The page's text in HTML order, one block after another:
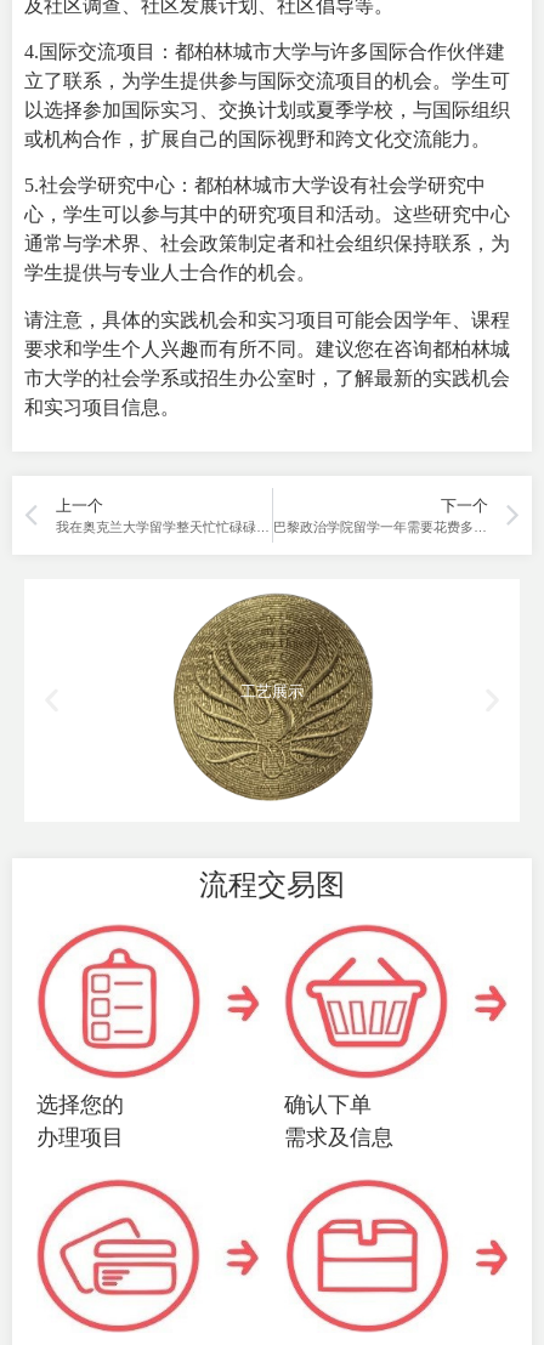
及社区调查、社区发展计划、社区倡导等。
4.国际交流项目：都柏林城市大学与许多国际合作伙伴建
立了联系，为学生提供参与国际交流项目的机会。学生可
以选择参加国际实习、交换计划或夏季学校，与国际组织
或机构合作，扩展自己的国际视野和跨文化交流能力。
5.社会学研究中心：都柏林城市大学设有社会学研究中
心，学生可以参与其中的研究项目和活动。这些研究中心
通常与学术界、社会政策制定者和社会组织保持联系，为
学生提供与专业人士合作的机会。
请注意，具体的实践机会和实习项目可能会因学年、课程
要求和学生个人兴趣而有所不同。建议您在咨询都柏林城
市大学的社会学系或招生办公室时，了解最新的实践机会
和实习项目信息。
上一个 下一个
工艺展示
流程交易图
选择您的
办理项目
确认下单
需求及信息